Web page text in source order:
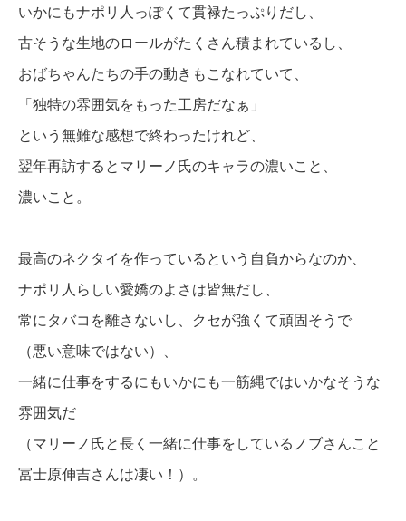
いかにもナポリ人っぽくて貫禄たっぷりだし、
古そうな生地のロールがたくさん積まれているし、
おばちゃんたちの手の動きもこなれていて、
「独特の雰囲気をもった工房だなぁ」
という無難な感想で終わったけれど、
翌年再訪するとマリーノ氏のキャラの濃いこと、
濃いこと。
最高のネクタイを作っているという自負からなのか、
ナポリ人らしい愛嬌のよさは皆無だし、
常にタバコを離さないし、クセが強くて頑固そうで
（悪い意味ではない）、
一緒に仕事をするにもいかにも一筋縄ではいかなそうな
雰囲気だ
（マリーノ氏と長く一緒に仕事をしているノブさんこと
冨士原伸吉さんは凄い！）。